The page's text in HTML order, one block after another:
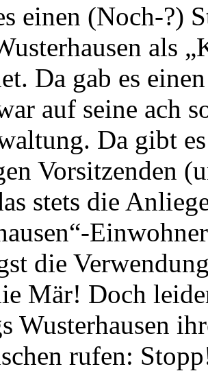
einen (Noch-?)
als
Da gab es
auf seine ach
Da gibt
Vorsitzenden
stets die
die
Mär! Doch
Wusterhausen
rufen: